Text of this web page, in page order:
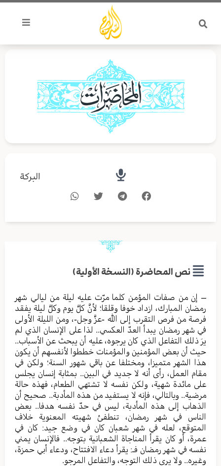
تخطي
المحتوى
البركة
نص المحاضرة (النسخة الأولية)
– إن من صفات المؤمن كلما مرّت عليه ليلة من ليالي شهر
رمضان المبارك، ازداد خوفا وقلقا؛ لأنَّ كلَّ يوم وكلَّ ليلة يفقد
فرصة من فرص التقرب إلى الله -عزَّ وجل-، ومن الليلة الأولى
في شهر رمضان يبدأ العدّ العكسي.. لذا على الإنسان الذي لم
يرَ ذلك التفاعل الذي كان يرجوه، عليه أن يبحث عن الأسباب..
حيث أن بعض المؤمنين والمؤمنات خططوا لأنفسهم أن يكون
هذا الشهر متميزا، ومختلفا عن باقي شهور السنة؛ ولكن في
مقام العمل، رأى أنه لا جديد في البين.. بمثابة إنسان يجلس
على مائدة شهية، ولكن نفسه لا تشتهي الطعام، فهذه حالة
مرضية.. وبالتالي، فإنه لا يستفيد من هذه المأدبة.. صحيح أن
الذهاب إلى هذه المأدبة، ليس في حدّ نفسه هدفا.. بعض
الناس في شهر رمضان، تنطفئ شهيته المعنوية خلاف
المتوقع، لعله في شهر شعبان كان في وضع جيد: كان في
عمرة، أو كان يقرأ المناجاة الشعبانية بتوجه.. فالإنسان يمني
نفسه في شهر رمضان فـ: يقرأ دعاء الافتتاح، ودعاء أبي حمزة،
وغيره.. ولا يرى ذلك التوجه، والتفاعل المرجو.